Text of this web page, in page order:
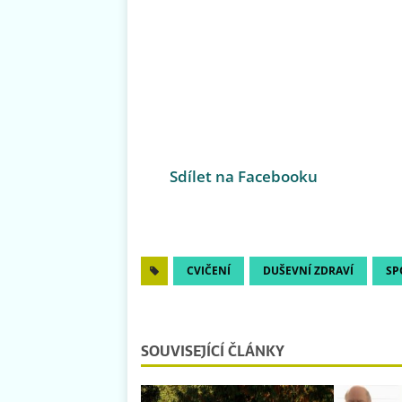
Sdílet na Facebooku
CVIČENÍ DUŠEVNÍ ZDRAVÍ
SOUVISEJÍCÍ ČLÁNKY